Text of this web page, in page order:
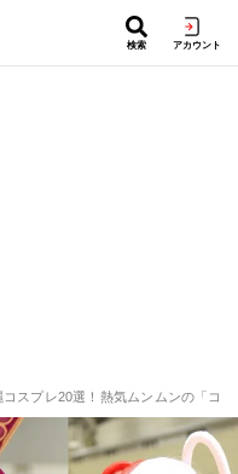
検索 アカウント
コスプレ20選！熱気ムンムンの「コ